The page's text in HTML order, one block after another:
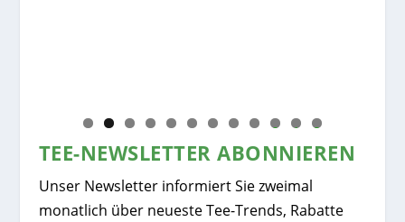
0 1 2
TEE-NEWSLETTER ABONNIEREN
Unser Newsletter informiert Sie zweimal
monatlich über neueste Tee-Trends, Rabatte